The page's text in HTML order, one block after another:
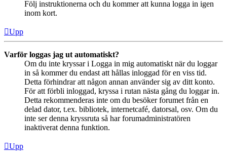
Följ instruktionerna och du kommer att kunna logga in igen
inom kort.
Upp
Varför loggas jag ut automatiskt?
Om du inte kryssar i Logga in mig automatiskt när du loggar
in så kommer du endast att hållas inloggad för en viss tid.
Detta förhindrar att någon annan använder sig av ditt konto.
För att förbli inloggad, kryssa i rutan nästa gång du loggar in.
Detta rekommenderas inte om du besöker forumet från en
delad dator, t.ex. bibliotek, internetcafé, datorsal, osv. Om du
inte ser denna kryssruta så har forumadministratören
inaktiverat denna funktion.
Upp